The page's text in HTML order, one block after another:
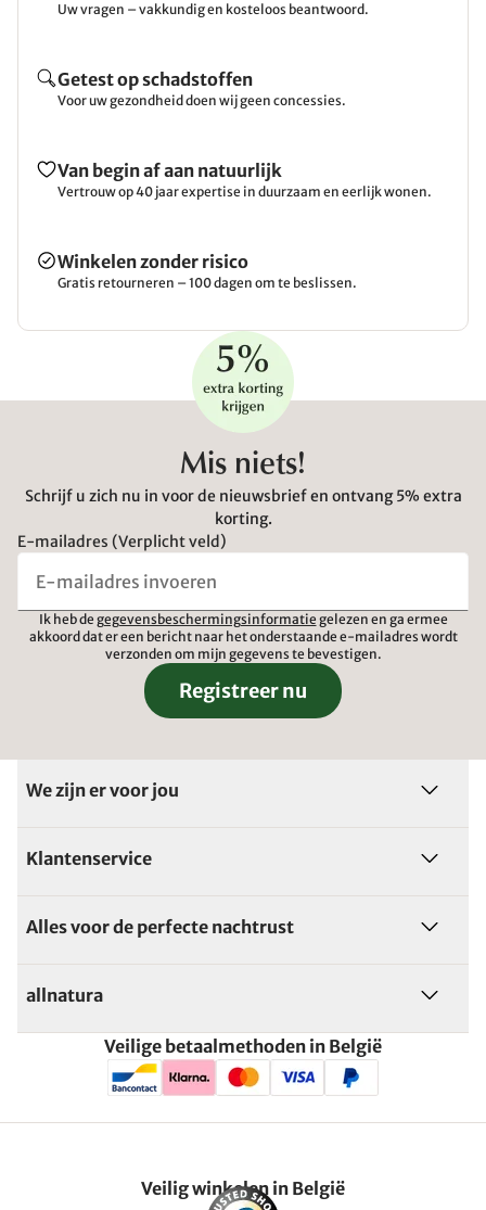
Uw vragen – vakkundig en kosteloos beantwoord.
Getest op schadstoffen
Voor uw gezondheid doen wij geen concessies.
Van begin af aan natuurlijk
Vertrouw op 40 jaar expertise in duurzaam en eerlijk wonen.
Winkelen zonder risico
Gratis retourneren – 100 dagen om te beslissen.
Mis niets!
Schrijf u zich nu in voor de nieuwsbrief en ontvang 5% extra
korting.
E-mailadres (Verplicht veld)
Ik heb de gegevensbeschermingsinformatie gelezen en ga ermee
akkoord dat er een bericht naar het onderstaande e-mailadres wordt
verzonden om mijn gegevens te bevestigen.
Registreer nu
We zijn er voor jou
Klantenservice
Alles voor de perfecte nachtrust
allnatura
Veilige betaalmethoden in België
Veilig winkelen in België